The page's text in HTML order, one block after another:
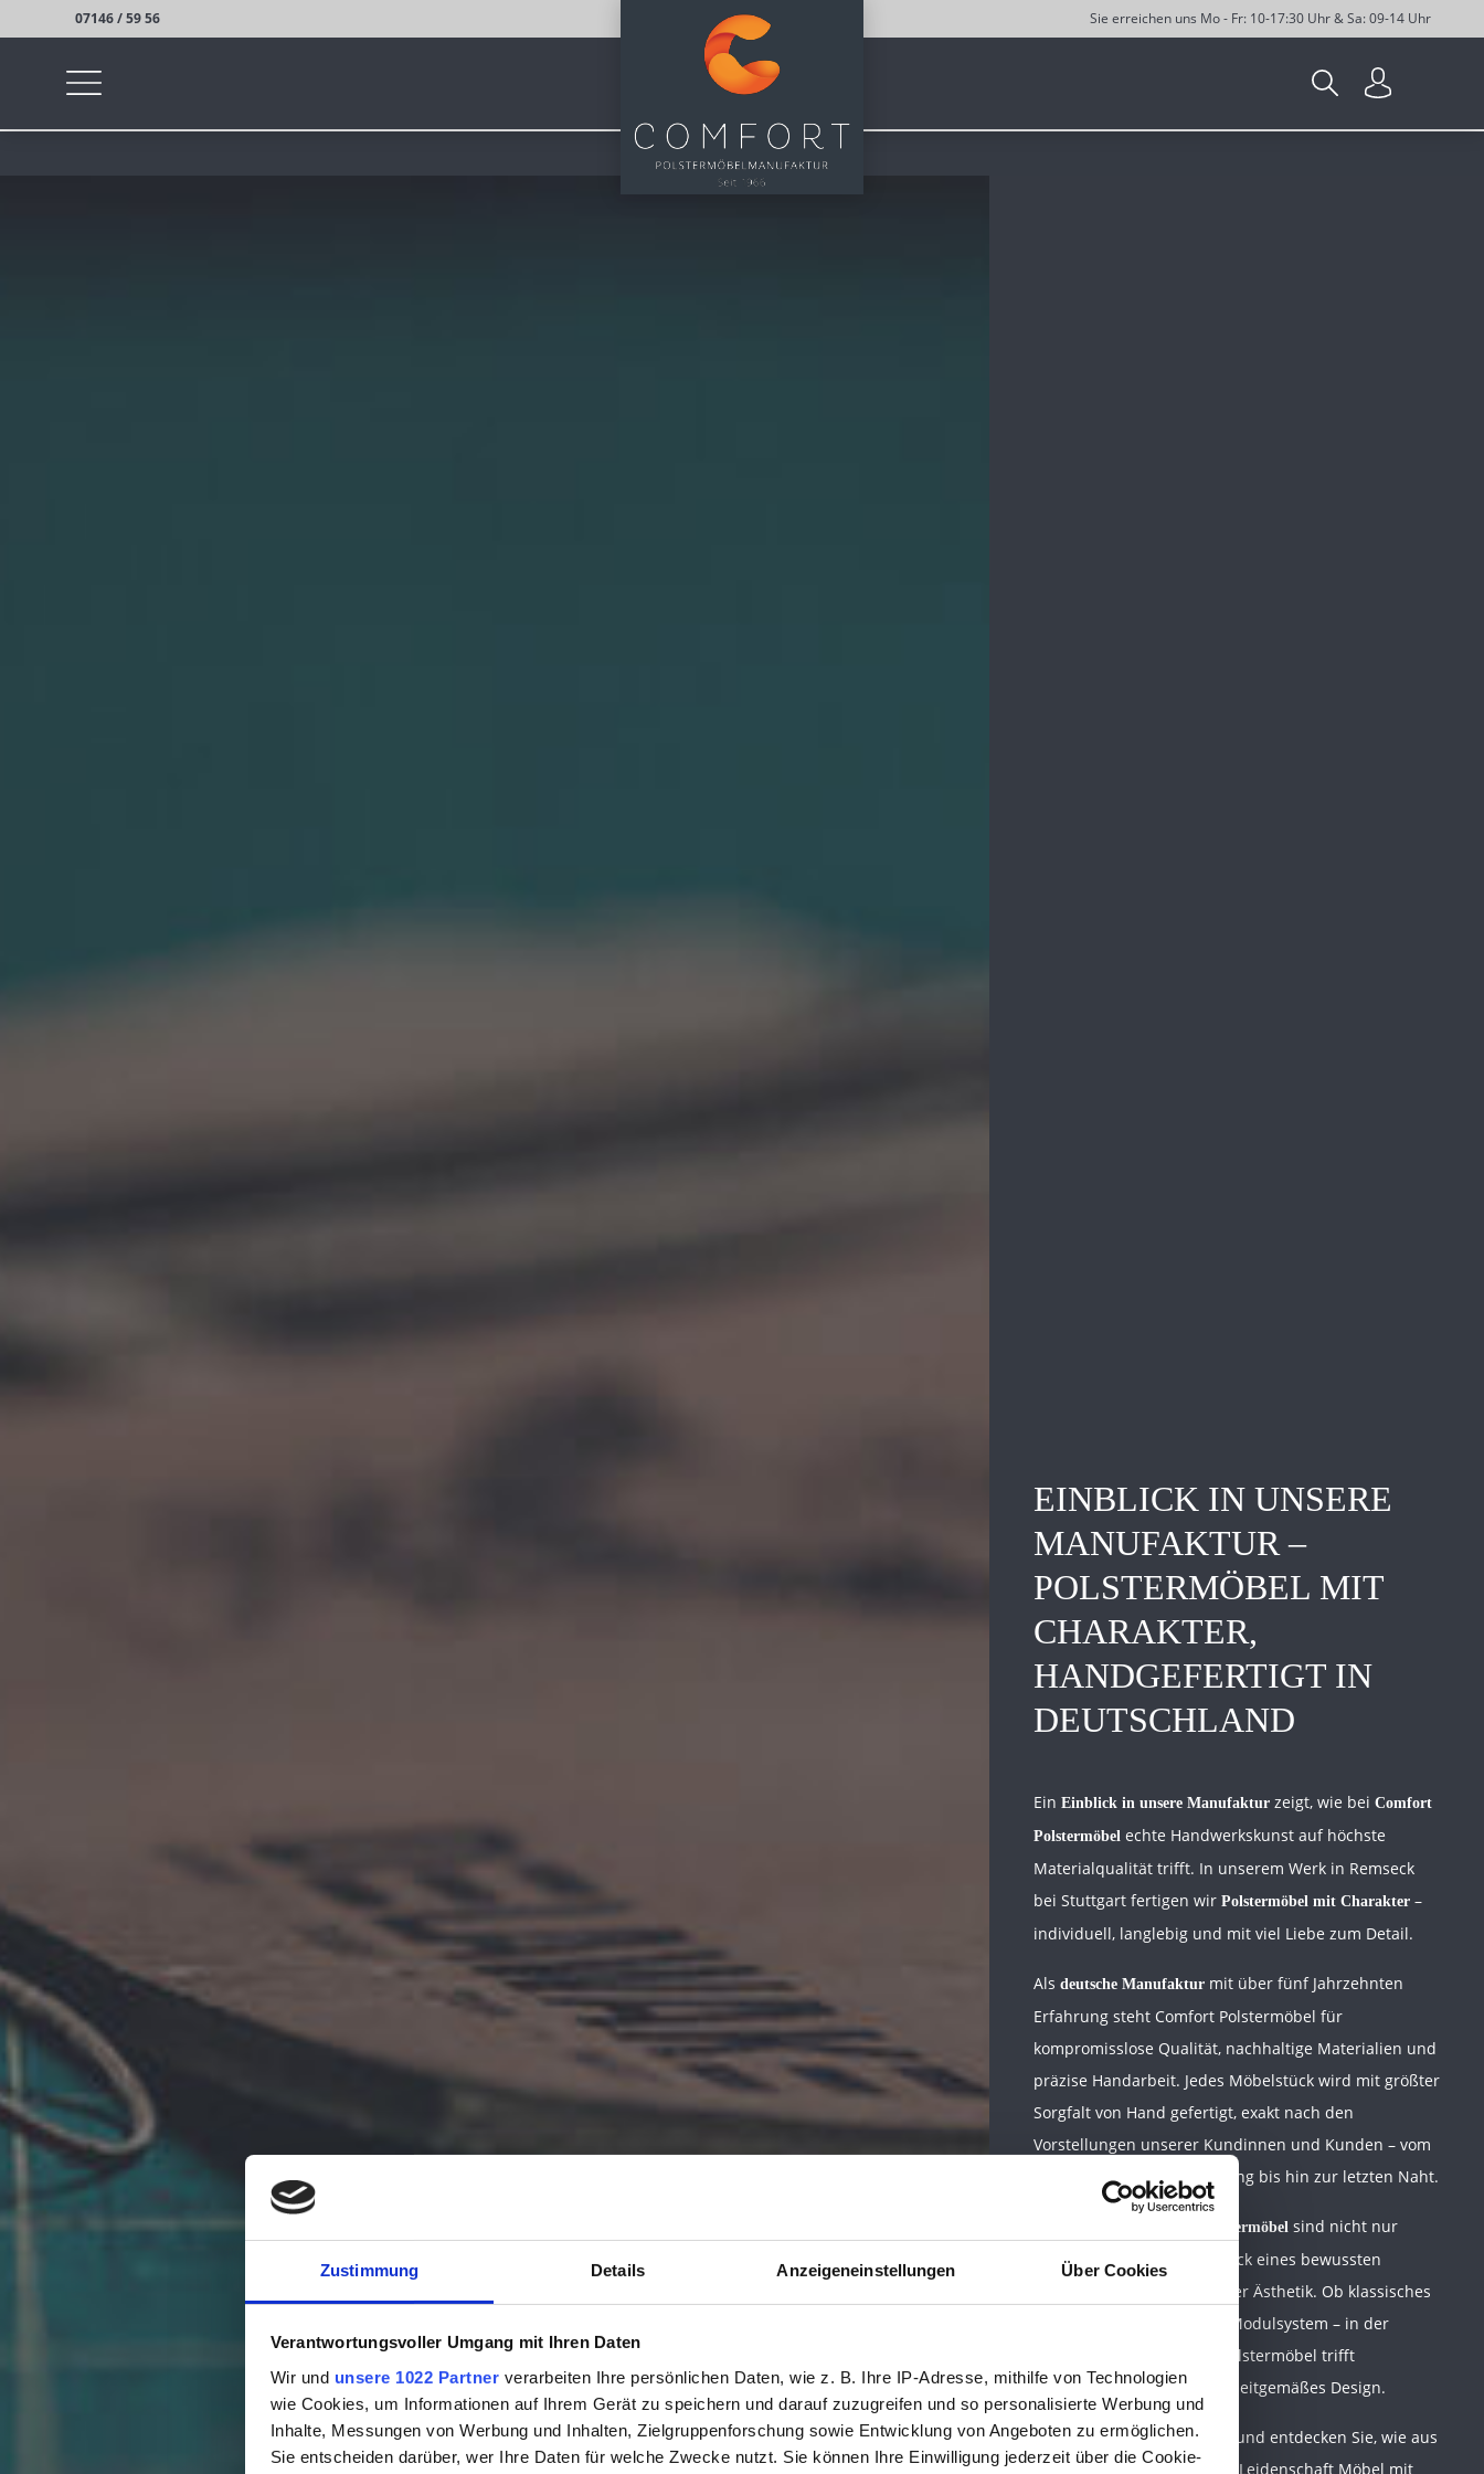
Zustimmung Details Anzeigeneinstellungen Über Cookies
Verantwortungsvoller Umgang mit Ihren Daten
Wir und unsere 1022 Partner verarbeiten Ihre persönlichen Daten, wie z. B. Ihre IP-Adresse, mithilfe von Technologien
wie Cookies, um Informationen auf Ihrem Gerät zu speichern und darauf zuzugreifen und so personalisierte Werbung und
Inhalte, Messungen von Werbung und Inhalten, Zielgruppenforschung sowie Entwicklung von Angeboten zu ermöglichen.
Sie entscheiden darüber, wer Ihre Daten für welche Zwecke nutzt. Sie können Ihre Einwilligung jederzeit über die Cookie-
07146 / 59 56 Sie erreichen uns Mo - Fr: 10-17:30 Uhr & Sa: 09-14 Uhr
EINBLICK IN UNSERE
MANUFAKTUR –
POLSTERMÖBEL MIT
CHARAKTER,
HANDGEFERTIGT IN
DEUTSCHLAND
Ein Einblick in unsere Manufaktur zeigt, wie bei Comfort
Polstermöbel echte Handwerkskunst auf höchste
Materialqualität trifft. In unserem Werk in Remseck
bei Stuttgart fertigen wir Polstermöbel mit Charakter –
individuell, langlebig und mit viel Liebe zum Detail.
Als deutsche Manufaktur mit über fünf Jahrzehnten
Erfahrung steht Comfort Polstermöbel für
kompromisslose Qualität, nachhaltige Materialien und
präzise Handarbeit. Jedes Möbelstück wird mit größter
Sorgfalt von Hand gefertigt, exakt nach den
Vorstellungen unserer Kundinnen und Kunden – vom
Zuschnitt über die Polsterung bis hin zur letzten Naht.
handgefertigten Polstermöbel sind nicht nur
funktional, sondern Ausdruck eines bewussten
Lebensstils und persönlicher Ästhetik. Ob klassisches
Ledersofa oder modernes Modulsystem – in der
Comfort Polstermöbel trifft
traditionelle Fertigung auf zeitgemäßes Design.
Lassen Sie sich inspirieren und entdecken Sie, wie aus
Handarbeit, Erfahrung und Leidenschaft Möbel mit